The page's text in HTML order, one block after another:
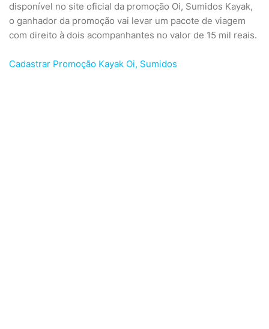
disponível no site oficial da promoção Oi, Sumidos Kayak,
o ganhador da promoção vai levar um pacote de viagem
com direito à dois acompanhantes no valor de 15 mil reais.
Cadastrar Promoção Kayak Oi, Sumidos